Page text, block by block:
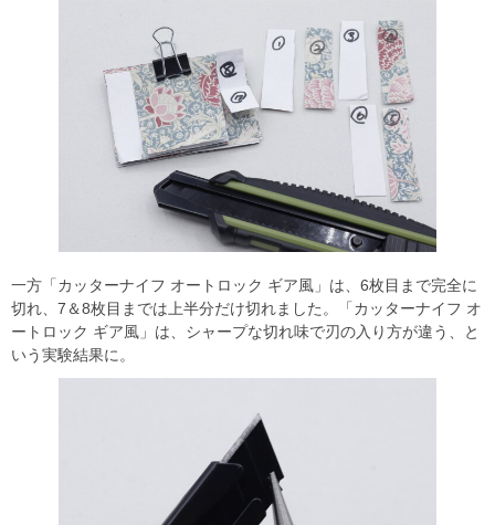
一方「カッターナイフ オートロック ギア風」は、6枚目まで完全に
切れ、7＆8枚目までは上半分だけ切れました。「カッターナイフ オ
ートロック ギア風」は、シャープな切れ味で刃の入り方が違う、と
いう実験結果に。